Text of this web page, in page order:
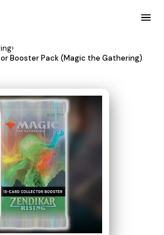
›
Booster Pack (Magic the Gathering)